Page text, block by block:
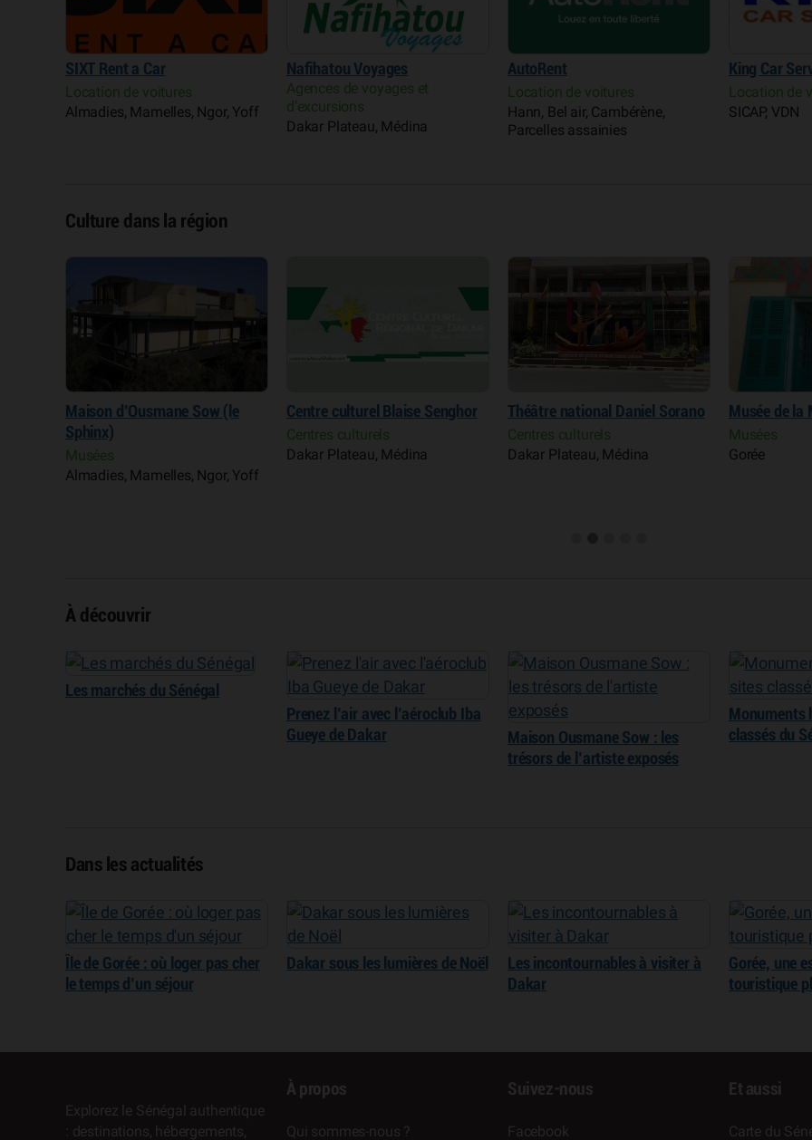
SIXT Rent a Car
Location de voitures
Almadies, Mamelles, Ngor, Yoff
Nafihatou Voyages
Agences de voyages et
d’excursions
Dakar Plateau, Médina
AutoRent
Location de voitures
Hann, Bel air, Cambérène,
Parcelles assainies
King Car
Location de
SICAP, VDN
Culture dans la région
Centre culturel Blaise Senghor
Centres culturels
Dakar Plateau, Médina
Théâtre national Daniel Sorano
Centres culturels
Dakar Plateau, Médina
Musée de la Mer de Gorée
Musées
Gorée
Dakar
À découvrir
Les marchés du Sénégal
Prenez l’air avec l’aéroclub Iba
Gueye de Dakar
Maison Ousmane Sow : les
trésors de l’artiste exposés
Monuments
classés du
Dans les actualités
Île de Gorée : où loger pas cher
le temps d’un séjour
Dakar sous les lumières de Noël
Les incontournables à visiter à
Dakar
Gorée, une
touristique
Explorez le Sénégal authentique
: destinations, hébergements,
À propos
Qui sommes-nous ?
Suivez-nous
Facebook
Et aussi
Carte du